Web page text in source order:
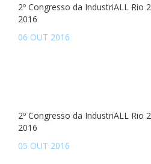
2º Congresso da IndustriALL Rio
2016
06 OUT 2016
2º Congresso da IndustriALL Rio
2016
05 OUT 2016